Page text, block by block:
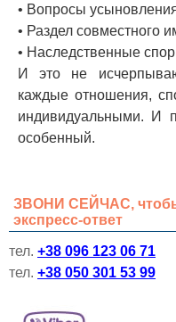
ЗВОНИ СЕЙЧАС,
экспресс-ответ
тел. +38 096 123 06 71
тел. +38 050 301 53 99
• Вопросы
• Раздел совместного
• Наследственные
И это не
каждые отношения,
индивидуальными. И
особенный.